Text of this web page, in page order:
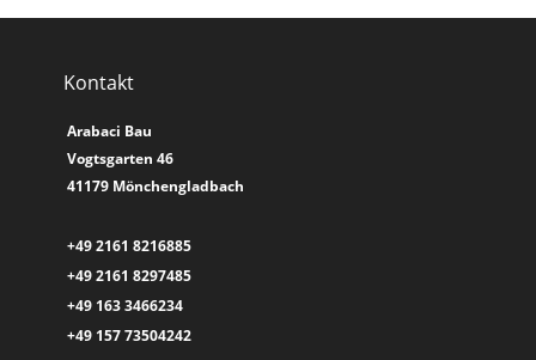
Kontakt
Arabaci Bau
Vogtsgarten 46
41179 Mönchengladbach
+49 2161 8216885
+49 2161 8297485
+49 163 3466234
+49 157 73504242